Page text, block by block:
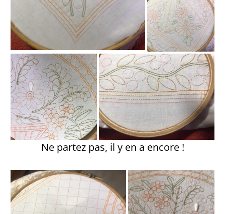
Ne partez pas, il y en a encore !